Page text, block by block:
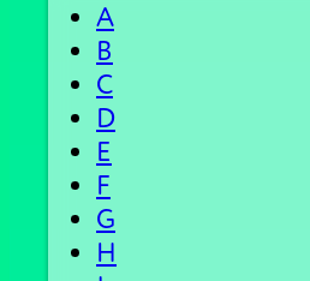
A
B
C
D
E
F
G
H